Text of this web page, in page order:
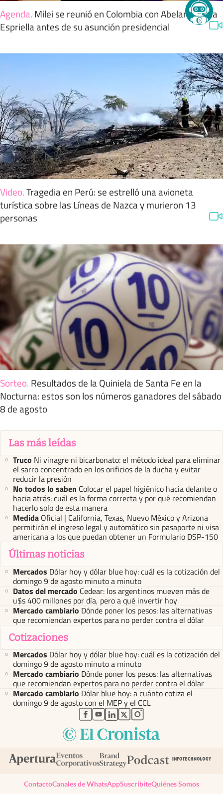
Agenda. Milei se reunió en Colombia con Abelardo de la
Espriella antes de su asunción presidencial
Video.Tragedia en Perú: se estrelló una avioneta
turística sobre las Líneas de Nazca y murieron 13
personas
Sorteo. Resultados de la Quiniela de Santa Fe en la
Nocturna: estos son los números ganadores del sábado
8 de agosto
Las más leídas
Truco Ni vinagre ni bicarbonato: el método ideal para eliminar
el sarro concentrado en los orificios de la ducha y evitar
reducir la presión
No todos lo saben Colocar el papel higiénico hacia delante o
hacia atrás: cuál es la forma correcta y por qué recomiendan
hacerlo solo de esta manera
Medida Oficial | California, Texas, Nuevo México y Arizona
permitirán el ingreso legal y automático sin pasaporte ni visa
americana a los que puedan obtener un Formulario DSP-150
Últimas noticias
Mercados Dólar hoy y dólar blue hoy: cuál es la cotización del
domingo 9 de agosto minuto a minuto
Datos del mercado Cedear: los argentinos mueven más de
u$s 400 millones por día, pero a qué invertir hoy
Mercado cambiario Dónde poner los pesos: las alternativas
que recomiendan expertos para no perder contra el dólar
Cotizaciones
Mercados Dólar hoy y dólar blue hoy: cuál es la cotización del
domingo 9 de agosto minuto a minuto
Mercado cambiario Dónde poner los pesos: las alternativas
que recomiendan expertos para no perder contra el dólar
Mercado cambiario Dólar blue hoy: a cuánto cotiza el
domingo 9 de agosto con el MEP y el CCL
abre en nueva pestaña
abre en nueva pestaña
abre en nueva pestaña
abre en nueva pestaña
abre en nueva pestaña
ContactoCanales de WhatsAppSuscribiteQuiénes Somos